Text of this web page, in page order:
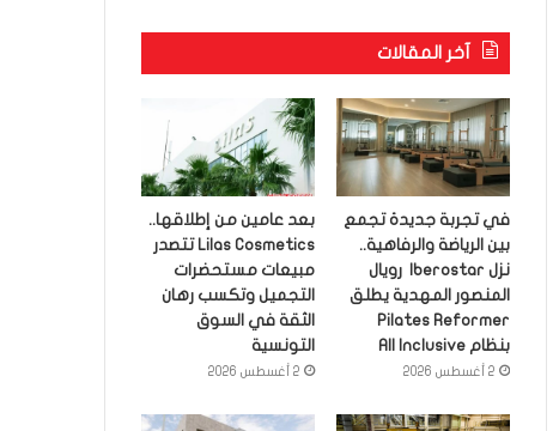
آخر المقالات
في تجربة جديدة تجمع
بين الرياضة والرفاهية..
نزل Iberostar رويال
المنصور المهدية يطلق
Pilates Reformer
بنظام All Inclusive
2 أغسطس 2026
بعد عامين من إطلاقها..
Lilas Cosmetics تتصدر
مبيعات مستحضرات
التجميل وتكسب رهان
الثقة في السوق
التونسية
2 أغسطس 2026